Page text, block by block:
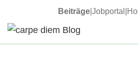
Beiträge| Jobportal